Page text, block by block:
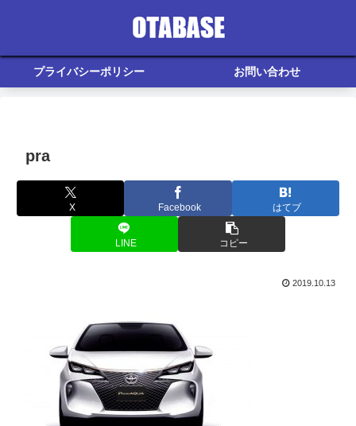
プライバシーポリシー お問い合わせ
pra
X Facebook はてブ
LINE コピー
2019.10.13